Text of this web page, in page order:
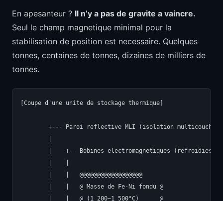
En apesanteur ? Il n’y a pas de gravite a vaincre.
Seul le champ magnetique minimal pour la
stabilisation de position est necessaire. Quelques
tonnes, centaines de tonnes, dizaines de milliers de
tonnes.
[Coupe d'une unite de stockage thermique]
+--- Paroi reflective MLI (isolation multicouche)
|    +-- Bobines electromagnetiques (refroidies)
|    |   @@@@@@@@@@@@@@@@@@
|    |   @ Masse de Fe-Ni fondu @
|    |   @ (1 200~1 500°C)      @